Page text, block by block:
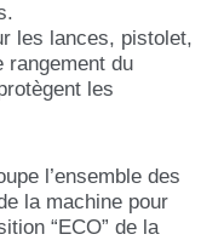
les lances, pistolet,
rangement du
les
l’ensemble des
la machine pour
“ECO” de la